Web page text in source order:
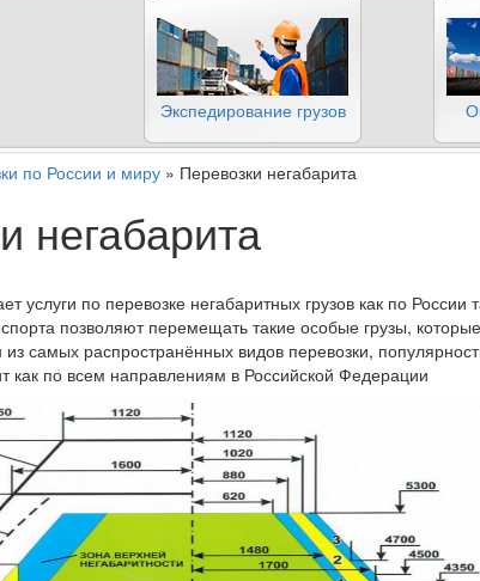
Экспедирование грузов
по России и миру » Перевозки негабарита
негабарита
услуги по перевозке негабаритных грузов как по
позволяют перемещать такие особые грузы,
самых распространённых видов перевозки,
как по всем направлениям в Российской Федерации